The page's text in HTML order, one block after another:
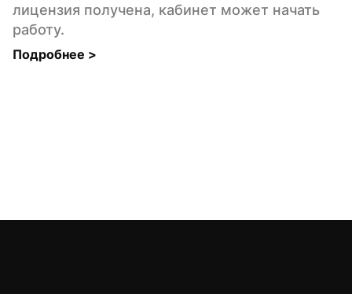
лицензия получена, кабинет может начать
работу.
Подробнее >